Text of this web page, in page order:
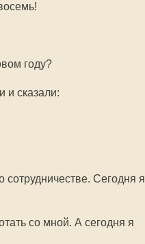
году?
и сказали:
сотрудничестве. Сегодня я
со мной. А сегодня я